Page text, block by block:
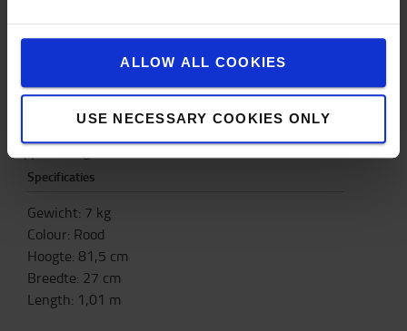
ALLOW ALL COOKIES
USE NECESSARY COOKIES ONLY
Technische omschrijving
Draagvermogen: 150 kg
Oppervlak: gelakt, kleur rood RAL 3000
Specificaties
Gewicht: 7 kg
Colour: Rood
Hoogte: 81,5 cm
Breedte: 27 cm
Length: 1,01 m